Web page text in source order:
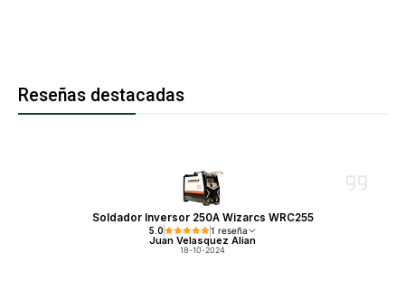
Reseñas destacadas
Soldador Inversor 250A Wizarcs WRC255
5.0 1 reseña
Juan Velasquez Alian
18-10-2024